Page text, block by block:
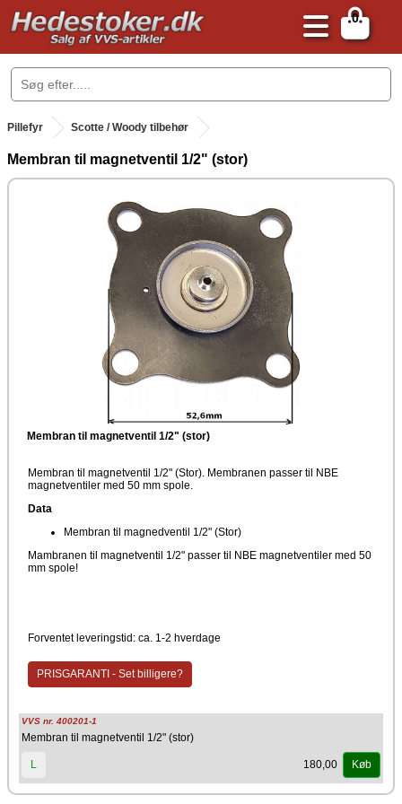
0
.
Pillefyr Scotte / Woody tilbehør
Membran til magnetventil 1/2" (stor)
Membran til magnetventil 1/2" (stor)
Membran til magnetventil 1/2" (Stor). Membranen passer til NBE
magnetventiler med 50 mm spole.
Data
Membran til magnedventil 1/2" (Stor)
Mambranen til magnetventil 1/2" passer til NBE magnetventiler med 50
mm spole!
Forventet leveringstid: ca. 1-2 hverdage
PRISGARANTI - Set billigere?
VVS nr. 400201-1
Membran til magnetventil 1/2" (stor)
L 180,00 Køb